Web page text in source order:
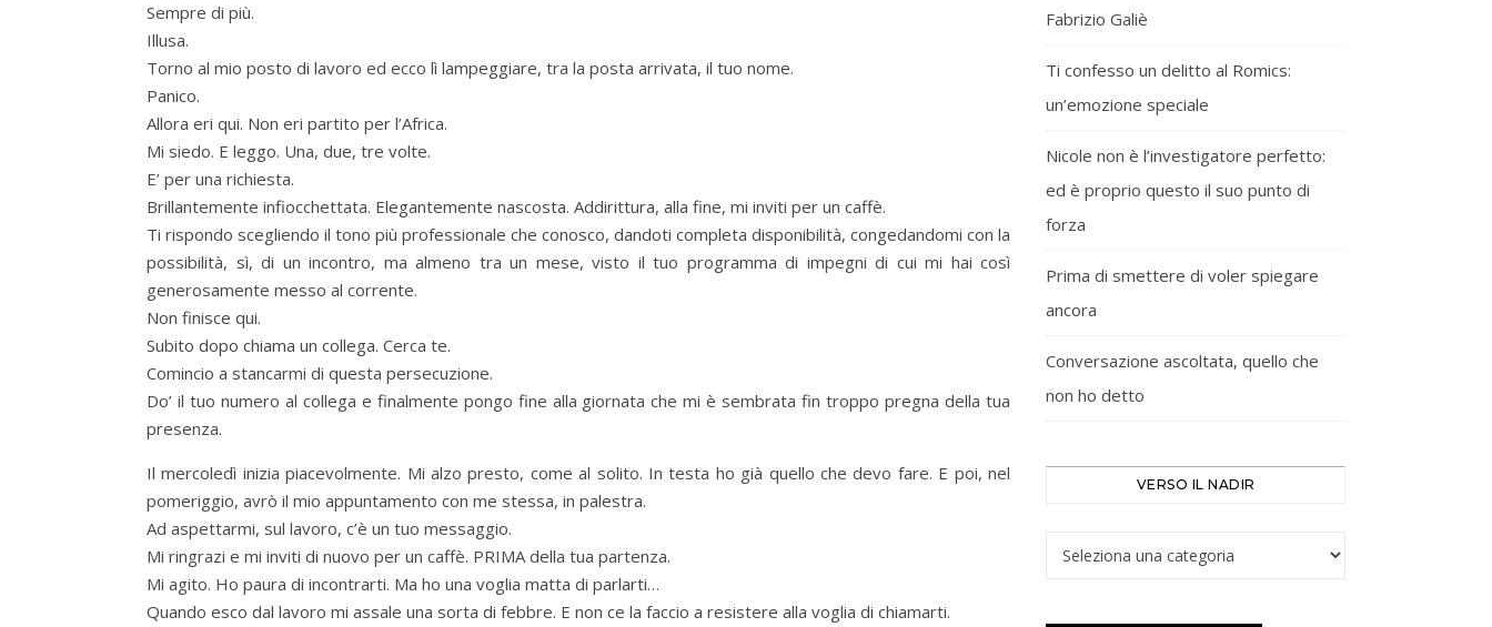
Sempre di più.
Illusa.
Torno al mio posto di lavoro ed ecco lì lampeggiare, tra la posta arrivata, il tuo nome.
Panico.
Allora eri qui. Non eri partito per l’Africa.
Mi siedo. E leggo. Una, due, tre volte.
E’ per una richiesta.
Brillantemente infiocchettata. Elegantemente nascosta. Addirittura, alla fine, mi inviti per un caffè.
Ti rispondo scegliendo il tono più professionale che conosco, dandoti completa disponibilità, congedandomi con la
possibilità, sì, di un incontro, ma almeno tra un mese, visto il tuo programma di impegni di cui mi hai così
generosamente messo al corrente.
Non finisce qui.
Subito dopo chiama un collega. Cerca te.
Comincio a stancarmi di questa persecuzione.
Do’ il tuo numero al collega e finalmente pongo fine alla giornata che mi è sembrata fin troppo pregna della tua
presenza.
Il mercoledì inizia piacevolmente. Mi alzo presto, come al solito. In testa ho già quello che devo fare. E poi, nel
pomeriggio, avrò il mio appuntamento con me stessa, in palestra.
Ad aspettarmi, sul lavoro, c’è un tuo messaggio.
Mi ringrazi e mi inviti di nuovo per un caffè. PRIMA della tua partenza.
Mi agito. Ho paura di incontrarti. Ma ho una voglia matta di parlarti…
Quando esco dal lavoro mi assale una sorta di febbre. E non ce la faccio a resistere alla voglia di chiamarti.
Fabrizio Galiè
Ti confesso un delitto al Romics:
un’emozione speciale
Nicole non è l’investigatore perfetto:
ed è proprio questo il suo punto di
forza
Prima di smettere di voler spiegare
ancora
Conversazione ascoltata, quello che
non ho detto
VERSO IL NADIR